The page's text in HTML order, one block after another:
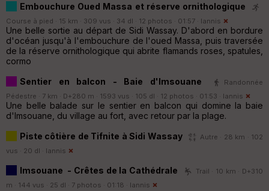
Embouchure Oued Massa et réserve ornithologique
Course à pied · 15 km · 309 vus · 34 dl · 12 photos · 01:57 · Iannis
Une belle sortie au départ de Sidi Wassay. D'abord en bordure
d'océan jusqu'à l'embouchure de l'oued Massa, puis traversée
de la réserve ornithologique qui abrite flamands roses, spatules,
cormo
Sentier en balcon - Baie d'Imsouane
Randonnée
Pédestre · 7 km · D+280 m · 1593 vus · 105 dl · 12 photos · 01:53 · Iannis
Une belle balade sur le sentier en balcon qui domine la baie
d'Imsouane, du village au fort, avec retour par la plage.
Piste côtière de Tifnite à Sidi Wassay
Autre · 28 km · 102
vus · 20 dl · Iannis
Imsouane - Crêtes de la Cathédrale
Trail · 10 km · D+310
m · 144 vus · 25 dl · 7 photos · 01:18 · Iannis